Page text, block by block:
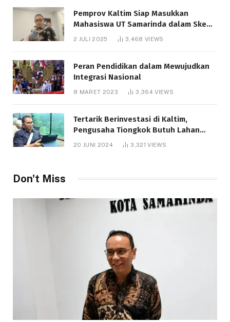
Pemprov Kaltim Siap Masukkan
Mahasiswa UT Samarinda dalam Skema
Bantuan Pendidikan Gratispol
2 JULI 2025 3,468 VIEWS
Peran Pendidikan dalam Mewujudkan
Integrasi Nasional
8 MARET 2023 3,364VIEWS
Tertarik Berinvestasi di Kaltim,
Pengusaha Tiongkok Butuh Lahan
1.000 Hektare
20 JUNI 2024 3,321VIEWS
Don't Miss